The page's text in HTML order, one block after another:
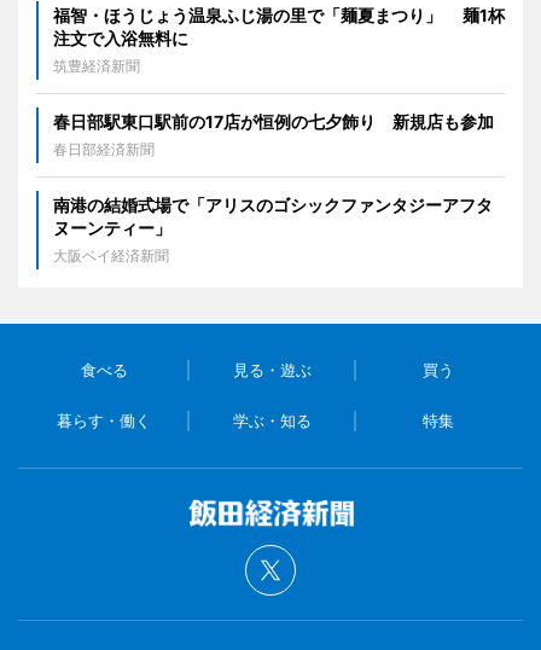
福智・ほうじょう温泉ふじ湯の里で「麺夏まつり」 麺1杯
注文で入浴無料に
筑豊経済新聞
春日部駅東口駅前の17店が恒例の七夕飾り 新規店も参加
春日部経済新聞
南港の結婚式場で「アリスのゴシックファンタジーアフタ
ヌーンティー」
大阪ベイ経済新聞
食べる 見る・遊ぶ 買う
暮らす・働く 学ぶ・知る 特集